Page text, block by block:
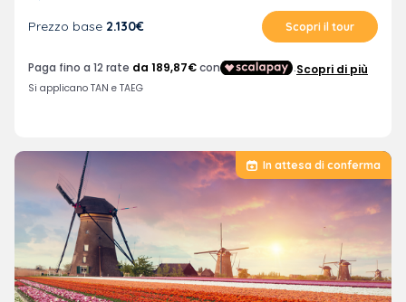
Prezzo base 2.130€ Scopri il tour
In attesa di conferma